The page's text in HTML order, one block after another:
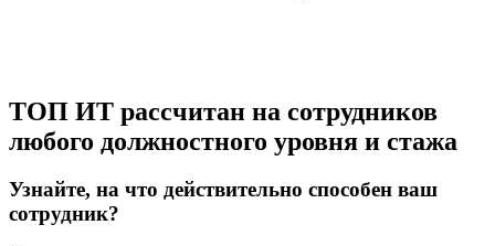
ТОП ИТ рассчитан на сотрудников
любого должностного уровня и стажа
Узнайте, на что действительно способен ваш
сотрудник?